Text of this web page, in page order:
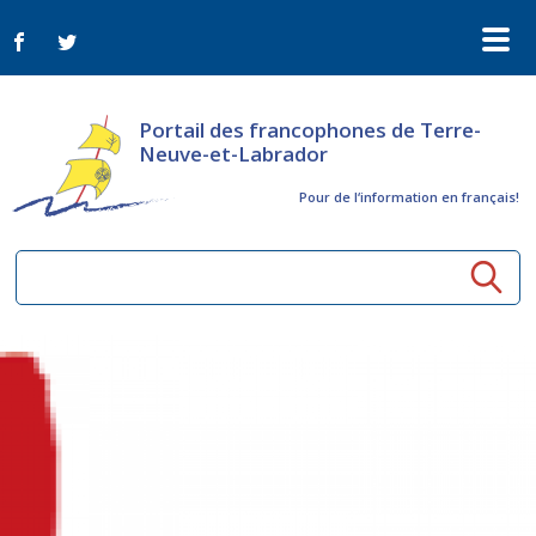
Portail des francophones de Terre-
Neuve-et-Labrador
Pour de l‘information en français!
Ressources communautaires
Aînés
Organismes